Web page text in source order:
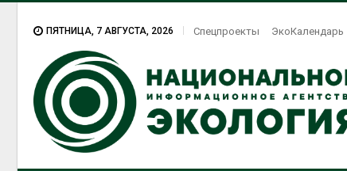
ПЯТНИЦА, 7 АВГУСТА, 2026 Спецпроекты ЭкоКалендарь